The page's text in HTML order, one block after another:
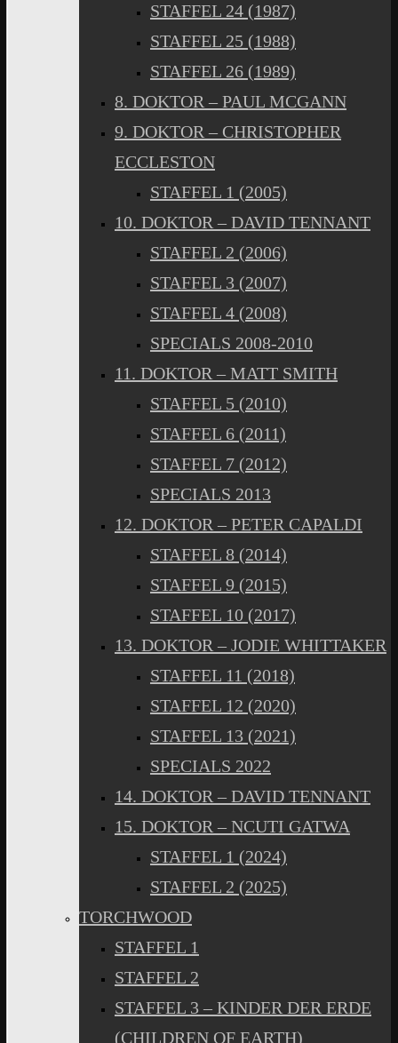
STAFFEL 24 (1987)
STAFFEL 25 (1988)
STAFFEL 26 (1989)
8. DOKTOR – PAUL MCGANN
9. DOKTOR – CHRISTOPHER
ECCLESTON
STAFFEL 1 (2005)
10. DOKTOR – DAVID TENNANT
STAFFEL 2 (2006)
STAFFEL 3 (2007)
STAFFEL 4 (2008)
SPECIALS 2008-2010
11. DOKTOR – MATT SMITH
STAFFEL 5 (2010)
STAFFEL 6 (2011)
STAFFEL 7 (2012)
SPECIALS 2013
12. DOKTOR – PETER CAPALDI
STAFFEL 8 (2014)
STAFFEL 9 (2015)
STAFFEL 10 (2017)
13. DOKTOR – JODIE WHITTAKER
STAFFEL 11 (2018)
STAFFEL 12 (2020)
STAFFEL 13 (2021)
SPECIALS 2022
14. DOKTOR – DAVID TENNANT
15. DOKTOR – NCUTI GATWA
STAFFEL 1 (2024)
STAFFEL 2 (2025)
TORCHWOOD
STAFFEL 1
STAFFEL 2
STAFFEL 3 – KINDER DER ERDE
(CHILDREN OF EARTH)